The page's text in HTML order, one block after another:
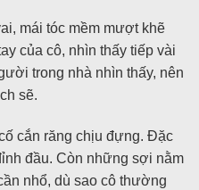
mái tóc mềm mượt khẽ
của cô, nhìn thấy tiếp vài
trong nhà nhìn thấy, nên
sẽ.
cắn răng chịu đựng. Đặc
đầu. Còn những sợi nằm
nhổ, dù sao cô thường